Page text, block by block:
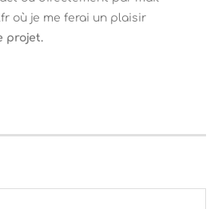
où je me ferai un plaisir
projet.